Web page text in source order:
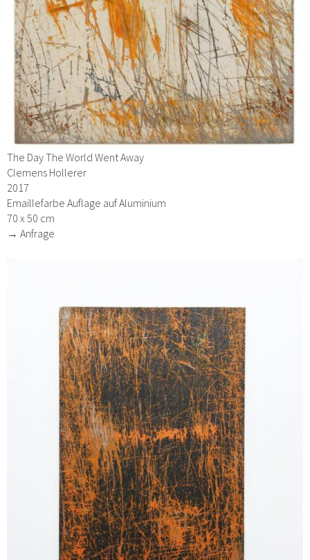
The Day The World Went Away
Clemens Hollerer
2017
Emaillefarbe Auflage auf Aluminium
70 x 50 cm
→ Anfrage